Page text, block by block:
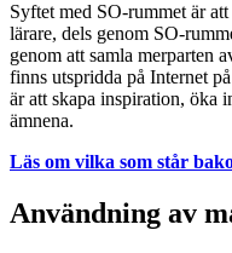
Syftet med SO-rummet är
lärare, dels genom SO-
genom att samla merparten
finns utspridda på Internet
är att skapa inspiration, öka
ämnena.
Läs om vilka som står
Användning av